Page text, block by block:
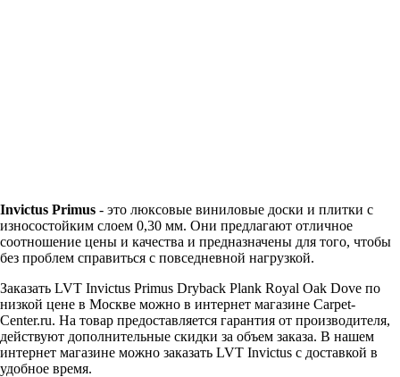
Invictus Primus - это люксовые виниловые доски и плитки с
износостойким слоем 0,30 мм. Они предлагают отличное
соотношение цены и качества и предназначены для того, чтобы
без проблем справиться с повседневной нагрузкой.
Заказать LVT Invictus Primus Dryback Plank Royal Oak Dove по
низкой цене в Москве можно в интернет магазине Carpet-
Center.ru. На товар предоставляется гарантия от производителя,
действуют дополнительные скидки за объем заказа. В нашем
интернет магазине можно заказать LVT Invictus с доставкой в
удобное время.